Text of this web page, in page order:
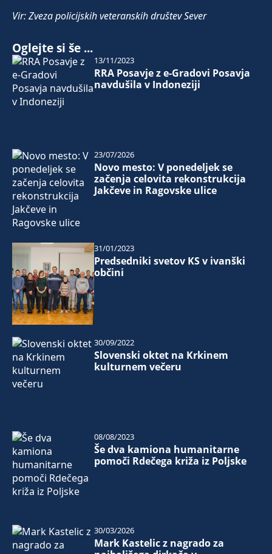
Vir: Zveza policijskih veteranskih društev Sever
Oglejte si še ...
RRA Posavje z e-Gradovi Posavja
navdušila v Indoneziji
13/11/2023
Novo mesto: V ponedeljek se
začenja celovita rekonstrukcija
Jakčeve in Ragovske ulice
23/07/2026
Predsedniki svetov KS v ivanški
občini
31/01/2023
Slovenski oktet na Krkinem
kulturnem večeru
30/09/2022
Še dva kamiona humanitarne
pomoči Rdečega križa iz Poljske
08/08/2023
Mark Kastelic z nagrado za
30/03/2026